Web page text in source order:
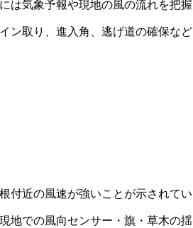
は気象予報や現地の風の流れを把握
ン取り、進入角、逃げ道の確保など
付近の風速が強いことが示されてい
地での風向センサー・旗・草木の揺